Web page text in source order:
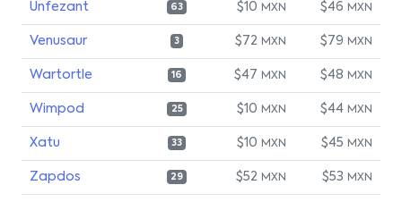
Unfezant 63 $10 MXN $46 MXN
Venusaur 3 $72 MXN $79 MXN
Wartortle 16 $47 MXN $48 MXN
Wimpod 25 $10 MXN $44 MXN
Xatu 33 $10 MXN $45 MXN
Zapdos 29 $52 MXN $53 MXN